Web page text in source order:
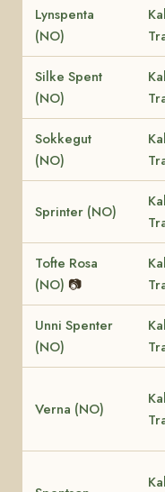
Lynspenta
(NO)
Silke Spent
(NO)
Sokkegut
(NO)
Sprinter (NO)
Tofte Rosa
(NO) 📷
Unni Spenter
(NO)
Verna (NO)